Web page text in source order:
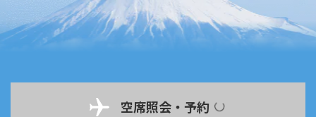
空席照会・予約